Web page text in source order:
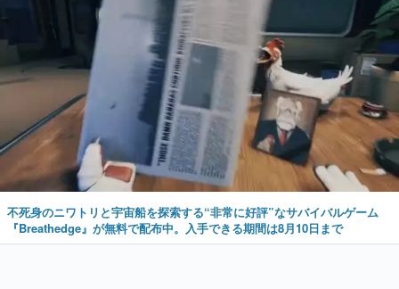
不死身のニワトリと宇宙船を探索する“非常に好評”なサバイバルゲーム
『Breathedge』が無料で配布中。入手できる期間は8月10日まで